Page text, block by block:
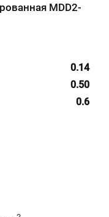
МDD2-
0.14
0.50
0.6